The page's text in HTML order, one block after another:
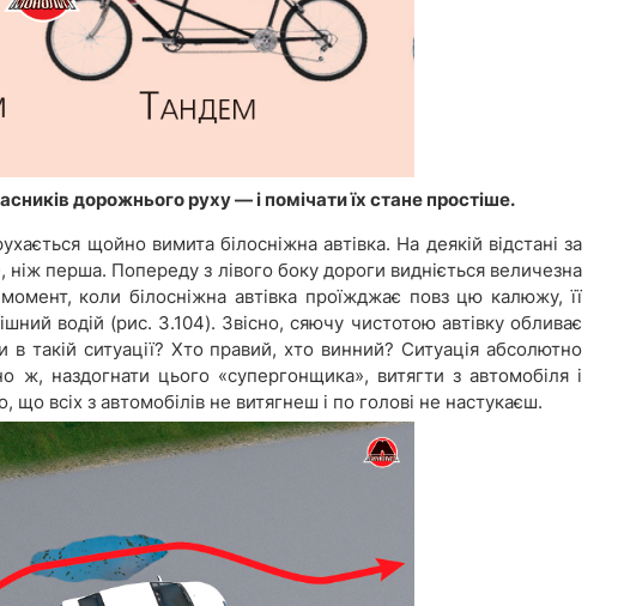
дорожнього руху — і помічати їх стане простіше.
щойно вимита білосніжна автівка. На деякій відстані за
перша. Попереду з лівого боку дороги видніється величезна
коли білосніжна автівка проїжджає повз цю калюжу, її
водій (рис. 3.104). Звісно, сяючу чистотою автівку обливає
такій ситуації? Хто правий, хто винний? Ситуація абсолютно
наздогнати цього «супергонщика», витягти з автомобіля і
всіх з автомобілів не витягнеш і по голові не настукаєш.